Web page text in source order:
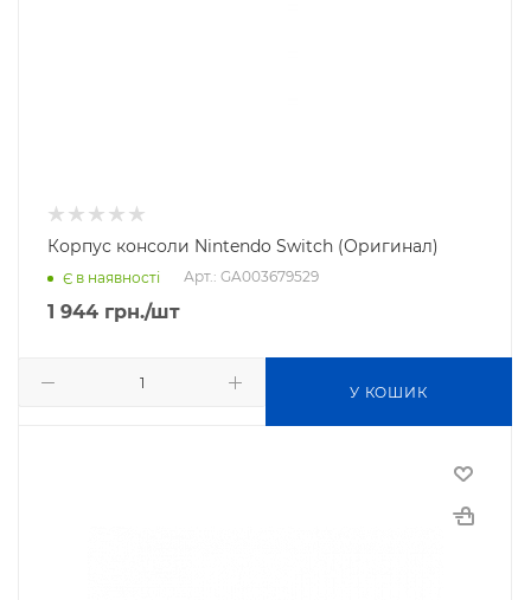
Корпус консоли Nintendo Switch (Оригинал)
Є в наявності Арт.: GA003679529
1 944 грн./шт
У КОШИК